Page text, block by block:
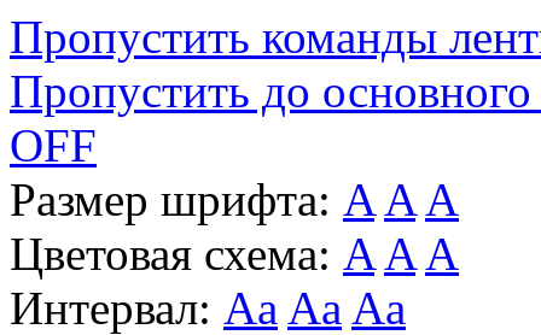
Пропустить команды
Пропустить до основного
OFF
Размер шрифта: A A A
Цветовая схема: A A A
Интервал: Aa Aa Aa